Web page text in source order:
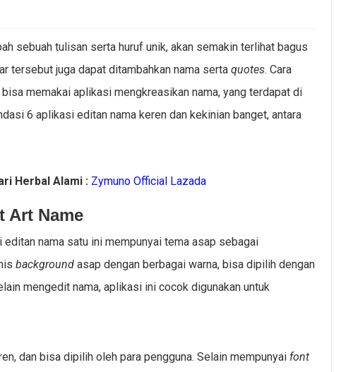
sebuah tulisan serta huruf unik, akan semakin terlihat bagus
tersebut juga dapat ditambahkan nama serta quotes. Cara
memakai aplikasi mengkreasikan nama, yang terdapat di
6 aplikasi editan nama keren dan kekinian banget, antara
Herbal Alami : Zymuno Official Lazada
Art Name
editan nama satu ini mempunyai tema asap sebagai
backgroundasap dengan berbagai warna, bisa dipilih dengan
mengedit nama, aplikasi ini cocok digunakan untuk
dan bisa dipilih oleh para pengguna. Selain mempunyai font